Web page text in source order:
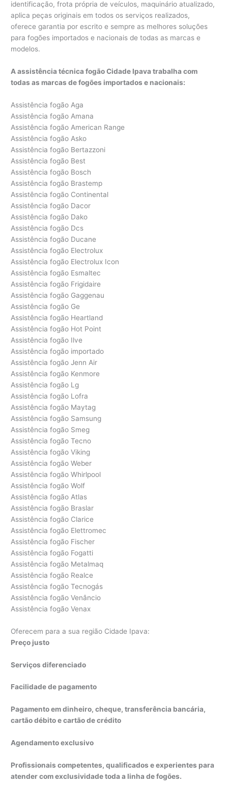
identificação, frota própria de veículos, maquinário atualizado,
aplica peças originais em todos os serviços realizados,
oferece garantia por escrito e sempre as melhores soluções
para fogões importados e nacionais de todas as marcas e
modelos.
A assistência técnica fogão Cidade Ipava trabalha com
todas as marcas de fogões importados e nacionais:
Assistência fogão Aga
Assistência fogão Amana
Assistência fogão American Range
Assistência fogão Asko
Assistência fogão Bertazzoni
Assistência fogão Best
Assistência fogão Bosch
Assistência fogão Brastemp
Assistência fogão Continental
Assistência fogão Dacor
Assistência fogão Dako
Assistência fogão Dcs
Assistência fogão Ducane
Assistência fogão Electrolux
Assistência fogão Electrolux Icon
Assistência fogão Esmaltec
Assistência fogão Frigidaire
Assistência fogão Gaggenau
Assistência fogão Ge
Assistência fogão Heartland
Assistência fogão Hot Point
Assistência fogão Ilve
Assistência fogão importado
Assistência fogão Jenn Air
Assistência fogão Kenmore
Assistência fogão Lg
Assistência fogão Lofra
Assistência fogão Maytag
Assistência fogão Samsung
Assistência fogão Smeg
Assistência fogão Tecno
Assistência fogão Viking
Assistência fogão Weber
Assistência fogão Whirlpool
Assistência fogão Wolf
Assistência fogão Atlas
Assistência fogão Braslar
Assistência fogão Clarice
Assistência fogão Elettromec
Assistência fogão Fischer
Assistência fogão Fogatti
Assistência fogão Metalmaq
Assistência fogão Realce
Assistência fogão Tecnogás
Assistência fogão Venâncio
Assistência fogão Venax
Oferecem para a sua região Cidade Ipava:
Preço justo
Serviços diferenciado
Facilidade de pagamento
Pagamento em dinheiro, cheque, transferência bancária,
cartão débito e cartão de crédito
Agendamento exclusivo
Profissionais competentes, qualificados e experientes para
atender com exclusividade toda a linha de fogões.